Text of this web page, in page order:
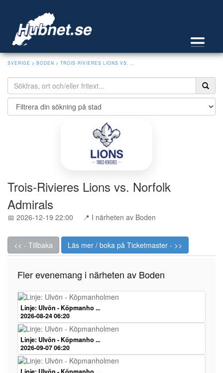
SVERIGE > BODEN > TROIS-RIVIERES LIONS VS. ...
Trois-Rivieres Lions vs. Norfolk
Admirals
📅 2026-12-19 22:00 📍 I närheten av Boden
<< - Tillbaka Läs mer / boka på Ticketmaster - >>
Fler evenemang i närheten av Boden
Linje: Ulvön - Köpmanho ...
2026-08-24 06:20
Linje: Ulvön - Köpmanho ...
2026-09-07 06:20